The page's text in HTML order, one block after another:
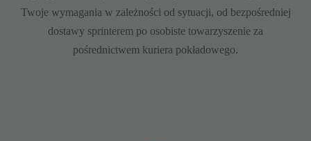
Twoje wymagania w zależności od sytuacji, od bezpośredniej
dostawy sprinterem po osobiste towarzyszenie za
pośrednictwem kuriera pokładowego.